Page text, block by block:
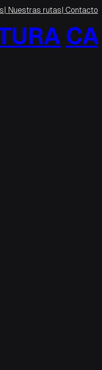
| Nuestras rutas| Contacto